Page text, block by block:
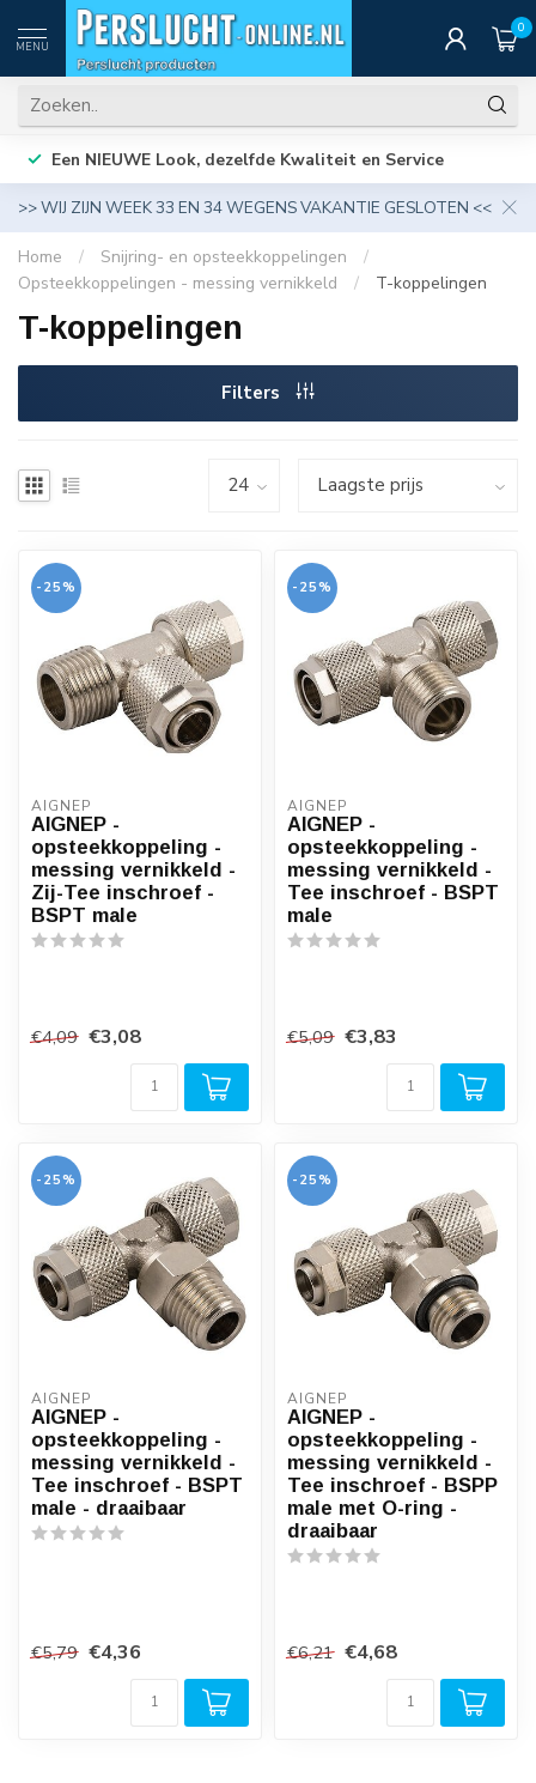
MENU
0
Een NIEUWE Look, dezelfde Kwaliteit en Service
>> WIJ ZIJN WEEK 33 EN 34 WEGENS VAKANTIE GESLOTEN <<
Home / Snijring- en opsteekkoppelingen
/
Opsteekkoppelingen - messing vernikkeld
/ T-koppelingen
T-koppelingen
Filters
-25%
AIGNEP
AIGNEP -
opsteekkoppeling -
messing vernikkeld -
Zij-Tee inschroef -
BSPT male
€4,09 €3,08
-25%
AIGNEP
AIGNEP -
opsteekkoppeling -
messing vernikkeld -
Tee inschroef - BSPT
male
€5,09 €3,83
-25%
AIGNEP
AIGNEP -
opsteekkoppeling -
messing vernikkeld -
Tee inschroef - BSPT
male - draaibaar
€5,79 €4,36
-25%
AIGNEP
AIGNEP -
opsteekkoppeling -
messing vernikkeld -
Tee inschroef - BSPP
male met O-ring -
draaibaar
€6,21 €4,68